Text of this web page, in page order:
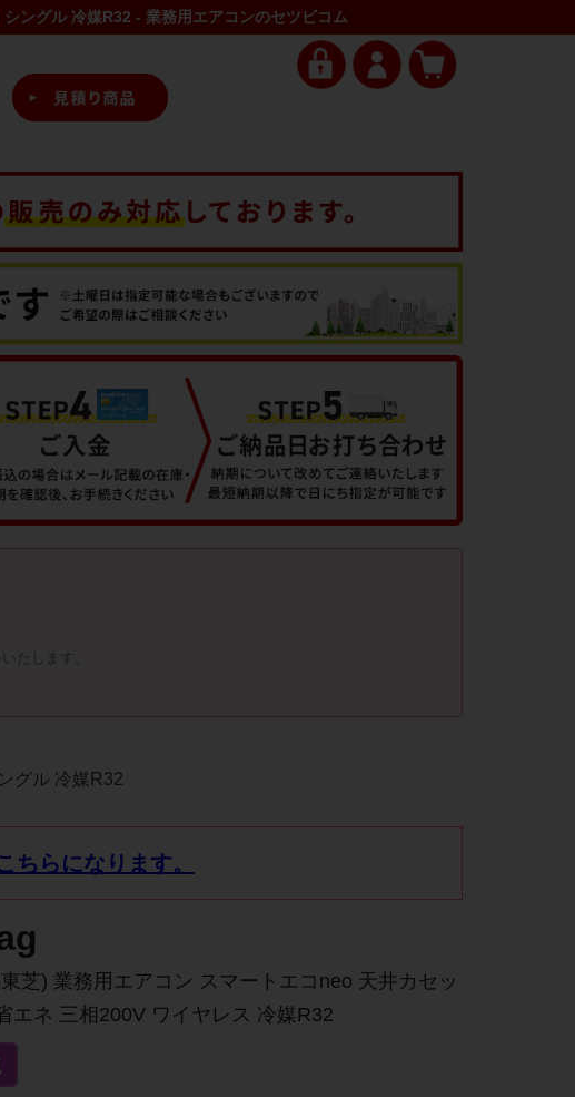
ングル 冷媒R32 - 業務用エアコンのセツビコム
たします。
グル 冷媒R32
ちらになります。
芝) 業務用エアコン スマートエコneo 天井カセッ
エネ 三相200V ワイヤレス 冷媒R32